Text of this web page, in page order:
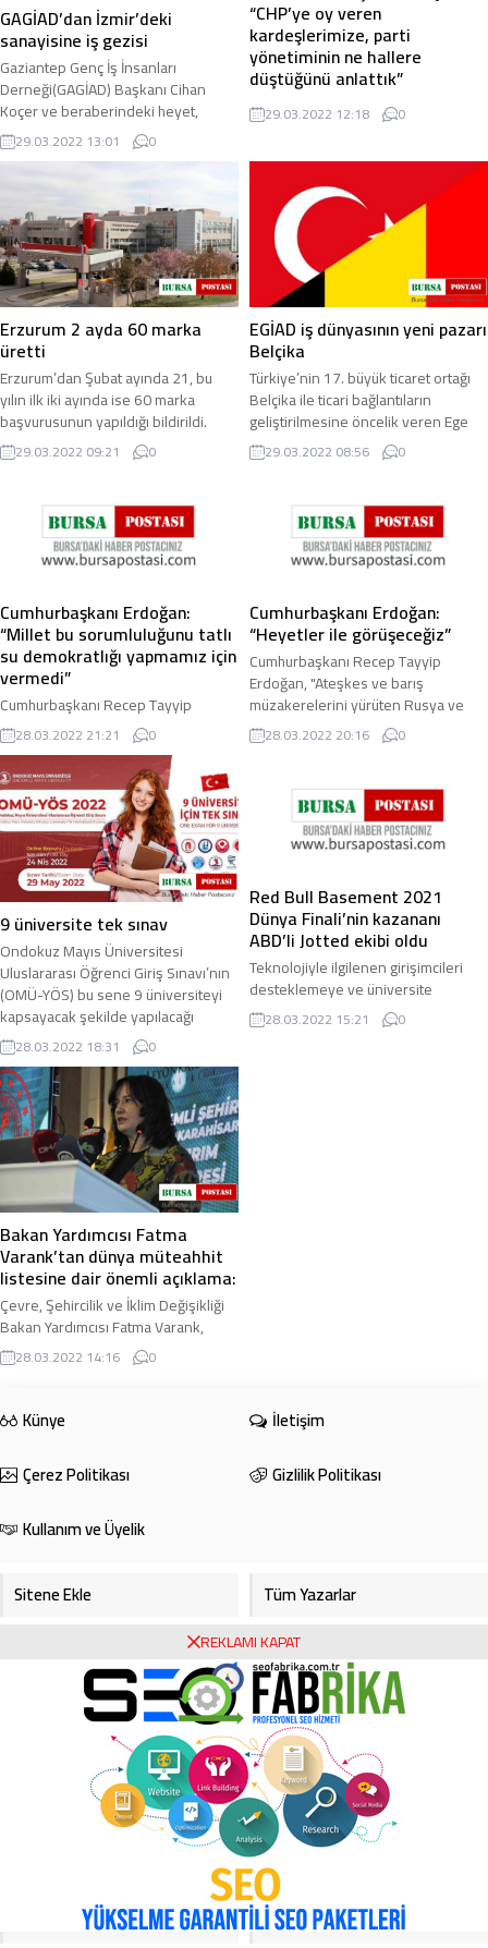
GAGİAD’dan İzmir’deki
sanayisine iş gezisi
Gaziantep Genç İş İnsanları
Derneği(GAGİAD) Başkanı Cihan
Koçer ve beraberindeki heyet,
İzmir’e düzenlediği iş gezisinde
otomotiv, enerji ...
29.03.2022 13:01 0
“CHP’ye oy veren
kardeşlerimize, parti
yönetiminin ne hallere
düştüğünü anlattık”
Milliyetçi Hareket Partisi Genel
Başkanı Devlet Bahçeli, “CHP’ye oy
yönetiminin ne hallere düştüğünü,
kimlerin ve ...
29.03.2022 12:18 0
Erzurum 2 ayda 60 marka
üretti
Erzurum’dan Şubat ayında 21, bu
yılın ilk iki ayında ise 60 marka
başvurusunun yapıldığı bildirildi.
Erzurum marka başvuru sayısı
yüksekliği ...
29.03.2022 09:21 0
EGİAD iş dünyasının yeni pazarı
Belçika
Türkiye’nin 17. büyük ticaret ortağı
Belçika ile ticari bağlantıların
geliştirilmesine öncelik veren Ege
Genç İş İnsanları Derneği (EGİAD) iş
... 29.03.2022 08:56 0
Cumhurbaşkanı Erdoğan:
“Millet bu sorumluluğunu tatlı
su demokratlığı yapmamız için
vermedi”
Cumhurbaşkanı Recep Tayyip
Erdoğan, “Milletimiz bize ülkeyi
yönetme sorumluluğunu tatlı su
demokratlığı yapmamız için vermedi.
Bu vazifeyi bize ...
28.03.2022 21:21 0
Cumhurbaşkanı Erdoğan:
“Heyetler ile görüşeceğiz”
Cumhurbaşkanı Recep Tayyip
Erdoğan, "Ateşkes ve barış
müzakerelerini yürüten Rusya ve
Ukrayna heyetleri yarın İstanbul’da
tekrar bir araya ...
28.03.2022 20:16 0
9 üniversite tek sınav
Ondokuz Mayıs Üniversitesi
Uluslararası Öğrenci Giriş Sınavı’nın
(OMÜ-YÖS) bu sene 9 üniversiteyi
kapsayacak şekilde yapılacağı
açıklandı ...
28.03.2022 18:31 0
Red Bull Basement 2021
Dünya Finali’nin kazananı
ABD’li Jotted ekibi oldu
Teknolojiyle ilgilenen girişimcileri
desteklemeye ve üniversite
öğrencilerine kampüs hayatını
değiştirecek projelerini
28.03.2022 15:21 0
Bakan Yardımcısı Fatma
Varank’tan dünya müteahhit
listesine dair önemli açıklama:
Çevre, Şehircilik ve İklim Değişikliği
Bakan Yardımcısı Fatma Varank,
Türkiye’nin inşaat sektöründe
dünyanın ikinci büyük ülkesi
28.03.2022 14:16 0
Künye
İletişim
Çerez Politikası
Gizlilik Politikası
Kullanım ve Üyelik
Sitene Ekle
Tüm Yazarlar
Foto Galeri
Video Galeri
Bursa Haberleri
Bursa Hava Durumu
Bursaspor
Ekonomi
Köşe Yazarları
Video Galeri
REKLAMI KAPAT